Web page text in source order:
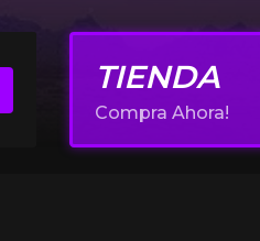
TIENDA
Compra Ahora!